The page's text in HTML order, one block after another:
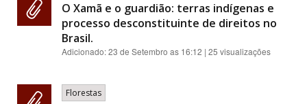
O Xamã e o guardião: terras indígenas e
processo desconstituinte de direitos no
Brasil.
Adicionado:23 de Setembro as 16:12 | 25 visualizações
Florestas